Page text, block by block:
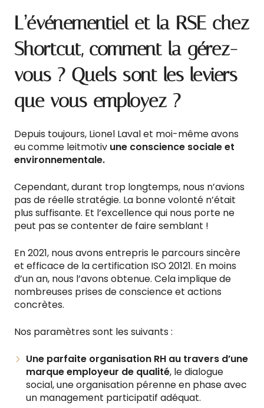
L’événementiel et la RSE chez
Shortcut, comment la gérez-
vous ? Quels sont les leviers
que vous employez ?
Depuis toujours, Lionel Laval et moi-même avons
eu comme leitmotiv une conscience sociale et
environnementale.
Cependant, durant trop longtemps, nous n’avions
pas de réelle stratégie. La bonne volonté n’était
plus suffisante. Et l’excellence qui nous porte ne
peut pas se contenter de faire semblant !
En 2021, nous avons entrepris le parcours sincère
et efficace de la certification ISO 20121. En moins
d’un an, nous l’avons obtenue. Cela implique de
nombreuses prises de conscience et actions
concrètes.
Nos paramètres sont les suivants :
Une parfaite organisation RH au travers d’une
marque employeur de qualité, le dialogue
social, une organisation pérenne en phase avec
un management participatif adéquat.